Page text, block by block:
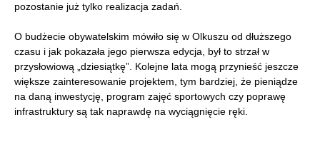
pozostanie już tylko realizacja zadań.
O budżecie obywatelskim mówiło się w Olkuszu od dłuższego
czasu i jak pokazała jego pierwsza edycja, był to strzał w
przysłowiową „dziesiątkę”. Kolejne lata mogą przynieść jeszcze
większe zainteresowanie projektem, tym bardziej, że pieniądze
na daną inwestycję, program zajęć sportowych czy poprawę
infrastruktury są tak naprawdę na wyciągnięcie ręki.